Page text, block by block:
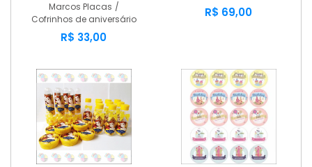
Marcos Placas /
Cofrinhos de aniversário
R$ 33,00
R$ 69,00